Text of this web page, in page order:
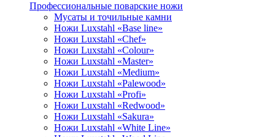
Профессиональные поварские ножи
Мусаты и точильные камни
Ножи Luxstahl «Base line»
Ножи Luxstahl «Chef»
Ножи Luxstahl «Colour»
Ножи Luxstahl «Master»
Ножи Luxstahl «Medium»
Ножи Luxstahl «Palewood»
Ножи Luxstahl «Profi»
Ножи Luxstahl «Redwood»
Ножи Luxstahl «Sakura»
Ножи Luxstahl «White Line»